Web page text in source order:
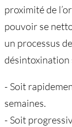
proximité de
pouvoir se
un processus
désintoxination
- Soit
semaines.
- Soit